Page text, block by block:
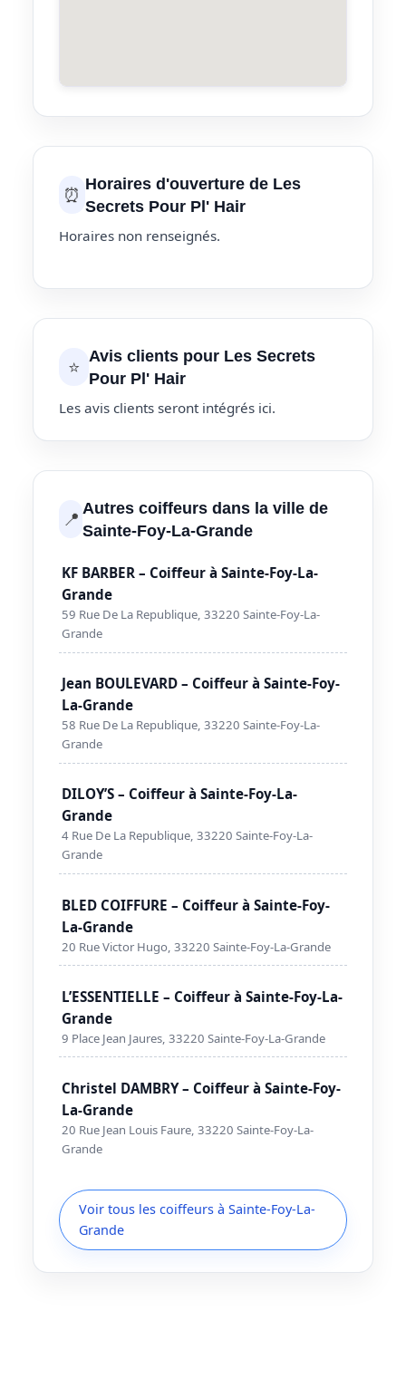
⏰ Horaires d'ouverture de Les
Secrets Pour Pl' Hair
Horaires non renseignés.
⭐ Avis clients pour Les Secrets
Pour Pl' Hair
Les avis clients seront intégrés ici.
📍 Autres coiffeurs dans la ville de
Sainte-Foy-La-Grande
KF BARBER – Coiffeur à Sainte-Foy-La-
Grande
59 Rue De La Republique, 33220 Sainte-Foy-La-
Grande
Jean BOULEVARD – Coiffeur à Sainte-Foy-
La-Grande
58 Rue De La Republique, 33220 Sainte-Foy-La-
Grande
DILOY’S – Coiffeur à Sainte-Foy-La-
Grande
4 Rue De La Republique, 33220 Sainte-Foy-La-
Grande
BLED COIFFURE – Coiffeur à Sainte-Foy-
La-Grande
20 Rue Victor Hugo, 33220 Sainte-Foy-La-Grande
L’ESSENTIELLE – Coiffeur à Sainte-Foy-La-
Grande
9 Place Jean Jaures, 33220 Sainte-Foy-La-Grande
Christel DAMBRY – Coiffeur à Sainte-Foy-
La-Grande
20 Rue Jean Louis Faure, 33220 Sainte-Foy-La-
Grande
Voir tous les coiffeurs à Sainte-Foy-La-
Grande